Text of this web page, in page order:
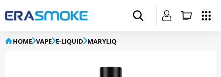
HOME VAPE E-LIQUID MARYLIQ